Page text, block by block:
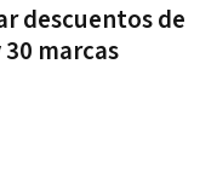
descuentos de
marcas